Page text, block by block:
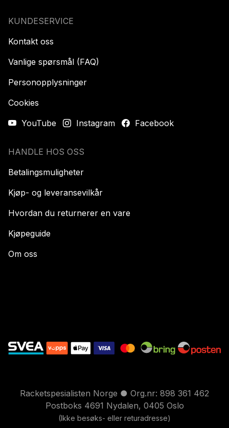
KUNDESERVICE
Kontakt oss
Vanlige spørsmål (FAQ)
Personopplysninger
Cookies
YouTube
Instagram Facebook
HANDLE HOS OSS
Betalingsmuligheter
Kjøp- og leveransevilkår
Hvordan du returnerer en vare
Kjøpeguide
Om oss
Racketspesialisten Norge ● Org.nr: 898 361 462
Postboks 4691 Nydalen, 0405 Oslo
(Ikke besøks- eller returadresse)